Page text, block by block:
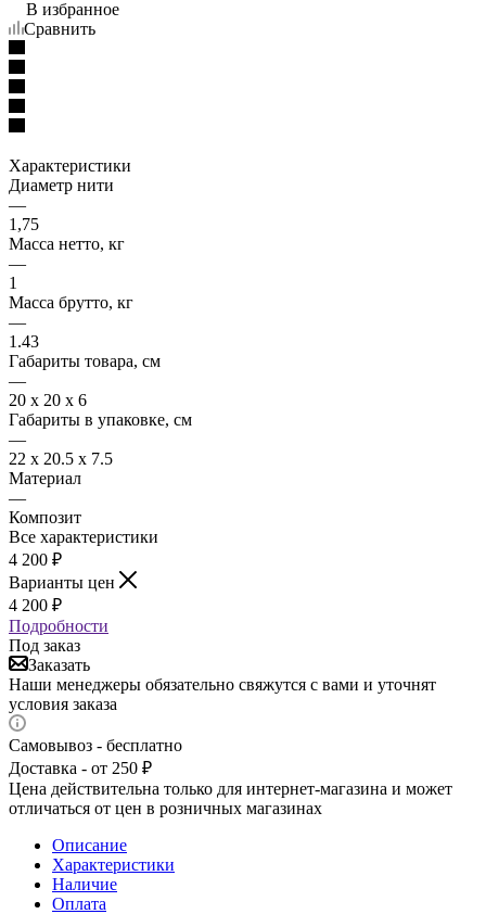
В избранное
Сравнить
Характеристики
Диаметр нити
—
1,75
Масса нетто, кг
—
1
Масса брутто, кг
—
1.43
Габариты товара, см
—
20 х 20 х 6
Габариты в упаковке, см
—
22 х 20.5 х 7.5
Материал
—
Композит
Все характеристики
4 200 ₽
Варианты цен
4 200 ₽
Подробности
Под заказ
Заказать
Наши менеджеры обязательно свяжутся с вами и уточнят
условия заказа
Самовывоз - бесплатно
Доставка - от 250 ₽
Цена действительна только для интернет-магазина и может
отличаться от цен в розничных магазинах
Описание
Характеристики
Наличие
Оплата